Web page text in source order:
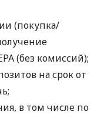
(покупка/
(без комиссий);
на срок от
в том числе по